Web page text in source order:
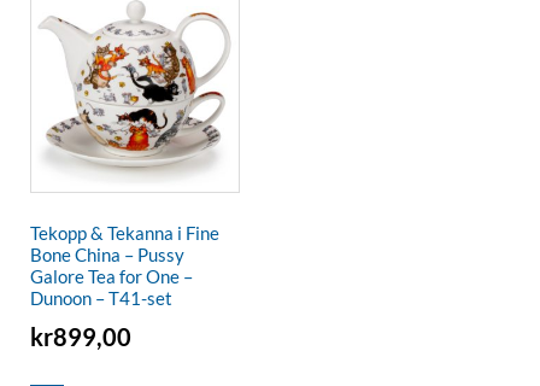
Tekopp & Tekanna i Fine
Bone China – Pussy
Galore Tea for One –
Dunoon – T41-set
kr899,00